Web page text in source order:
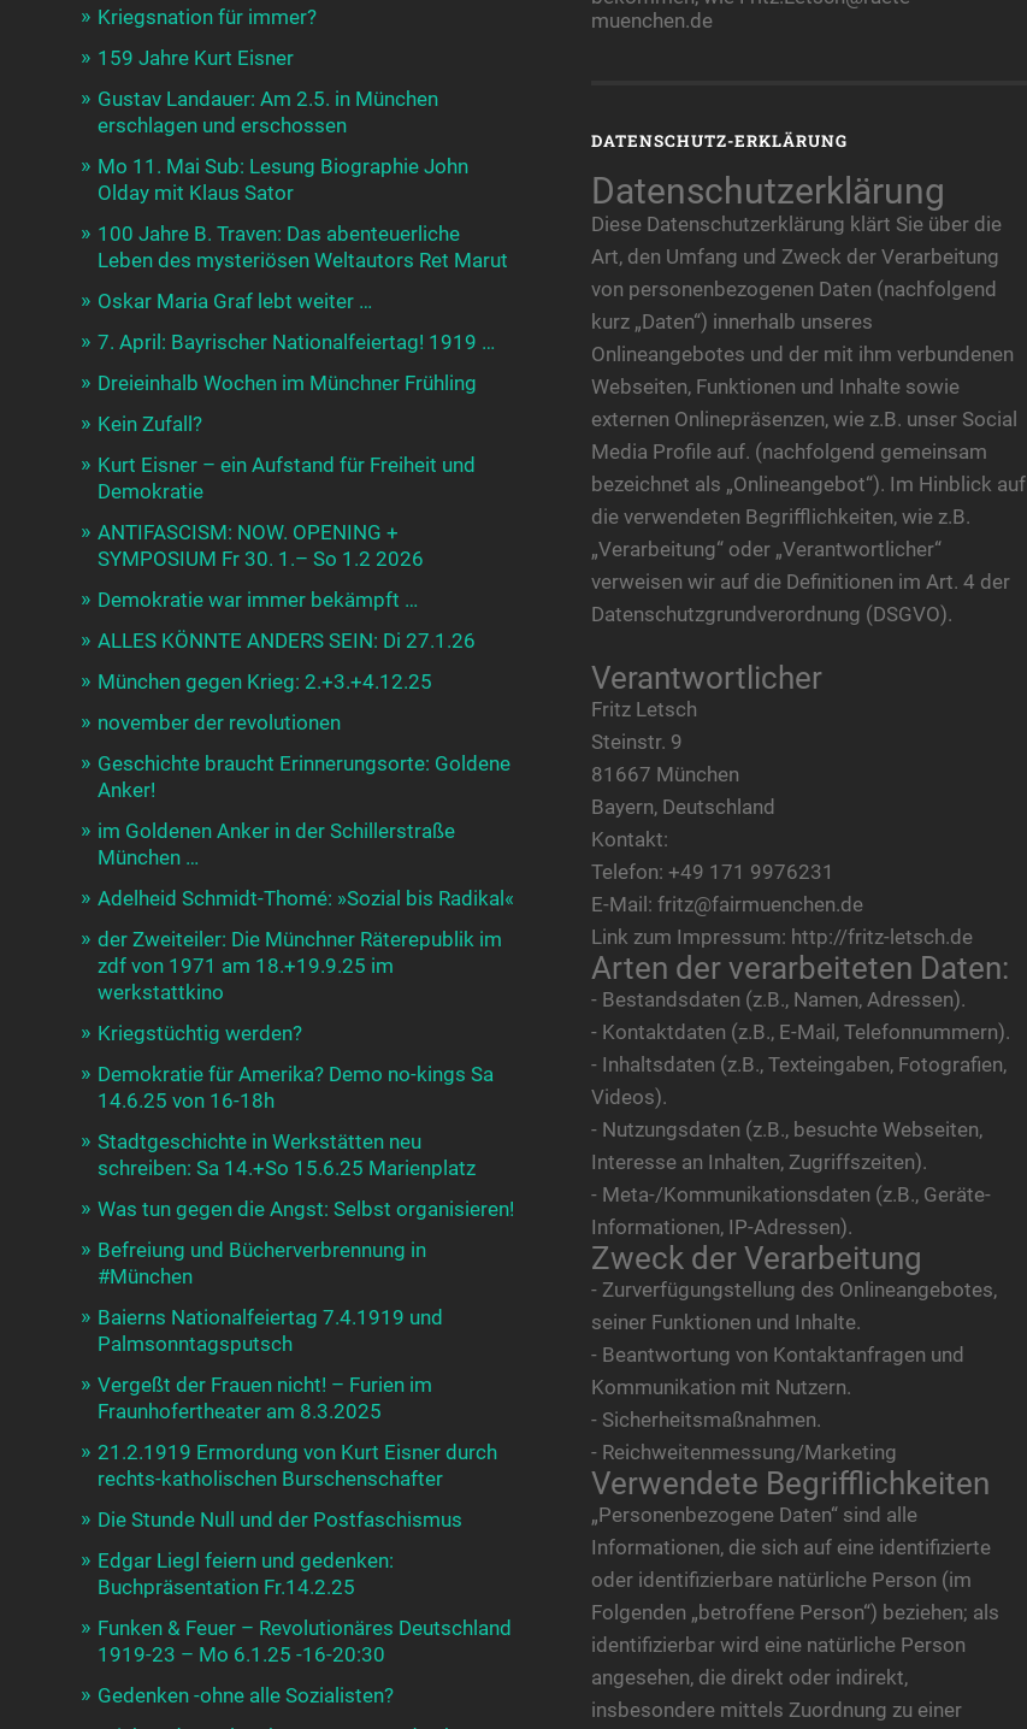
Kriegsnation für immer?
159 Jahre Kurt Eisner
Gustav Landauer: Am 2.5. in München
erschlagen und erschossen
Mo 11. Mai Sub: Lesung Biographie John
Olday mit Klaus Sator
100 Jahre B. Traven: Das abenteuerliche
Leben des mysteriösen Weltautors Ret Marut
Oskar Maria Graf lebt weiter …
7. April: Bayrischer Nationalfeiertag! 1919 …
Dreieinhalb Wochen im Münchner Frühling
Kein Zufall?
Kurt Eisner – ein Aufstand für Freiheit und
Demokratie
ANTIFASCISM: NOW. OPENING +
SYMPOSIUM Fr 30. 1.– So 1.2 2026
Demokratie war immer bekämpft …
ALLES KÖNNTE ANDERS SEIN: Di 27.1.26
München gegen Krieg: 2.+3.+4.12.25
november der revolutionen
Geschichte braucht Erinnerungsorte: Goldene
Anker!
im Goldenen Anker in der Schillerstraße
München …
Adelheid Schmidt-Thomé: »Sozial bis Radikal«
der Zweiteiler: Die Münchner Räterepublik im
zdf von 1971 am 18.+19.9.25 im
werkstattkino
Kriegstüchtig werden?
Demokratie für Amerika? Demo no-kings Sa
14.6.25 von 16-18h
Stadtgeschichte in Werkstätten neu
schreiben: Sa 14.+So 15.6.25 Marienplatz
Was tun gegen die Angst: Selbst organisieren!
Befreiung und Bücherverbrennung in
#München
Baierns Nationalfeiertag 7.4.1919 und
Palmsonntagsputsch
Vergeßt der Frauen nicht! – Furien im
Fraunhofertheater am 8.3.2025
21.2.1919 Ermordung von Kurt Eisner durch
rechts-katholischen Burschenschafter
Die Stunde Null und der Postfaschismus
Edgar Liegl feiern und gedenken:
Buchpräsentation Fr.14.2.25
Funken & Feuer – Revolutionäres Deutschland
1919-23 – Mo 6.1.25 -16-20:30
Gedenken -ohne alle Sozialisten?
muenchen.de
DATENSCHUTZ-ERKLÄRUNG
Datenschutzerklärung
Diese Datenschutzerklärung klärt Sie über die
Art, den Umfang und Zweck der Verarbeitung
von personenbezogenen Daten (nachfolgend
kurz „Daten“) innerhalb unseres
Onlineangebotes und der mit ihm verbundenen
Webseiten, Funktionen und Inhalte sowie
externen Onlinepräsenzen, wie z.B. unser Social
Media Profile auf. (nachfolgend gemeinsam
bezeichnet als „Onlineangebot“). Im Hinblick auf
die verwendeten Begrifflichkeiten, wie z.B.
„Verarbeitung“ oder „Verantwortlicher“
verweisen wir auf die Definitionen im Art. 4 der
Datenschutzgrundverordnung (DSGVO).
Verantwortlicher
Fritz Letsch
Steinstr. 9
81667 München
Bayern, Deutschland
Kontakt:
Telefon: +49 171 9976231
E-Mail: fritz@fairmuenchen.de
Link zum Impressum: http://fritz-letsch.de
Arten der verarbeiteten Daten:
- Bestandsdaten (z.B., Namen, Adressen).
- Kontaktdaten (z.B., E-Mail, Telefonnummern).
- Inhaltsdaten (z.B., Texteingaben, Fotografien,
Videos).
- Nutzungsdaten (z.B., besuchte Webseiten,
Interesse an Inhalten, Zugriffszeiten).
- Meta-/Kommunikationsdaten (z.B., Geräte-
Informationen, IP-Adressen).
Zweck der Verarbeitung
- Zurverfügungstellung des Onlineangebotes,
seiner Funktionen und Inhalte.
- Beantwortung von Kontaktanfragen und
Kommunikation mit Nutzern.
- Sicherheitsmaßnahmen.
- Reichweitenmessung/Marketing
Verwendete Begrifflichkeiten
„Personenbezogene Daten“ sind alle
Informationen, die sich auf eine identifizierte
oder identifizierbare natürliche Person (im
Folgenden „betroffene Person“) beziehen; als
identifizierbar wird eine natürliche Person
angesehen, die direkt oder indirekt,
insbesondere mittels Zuordnung zu einer